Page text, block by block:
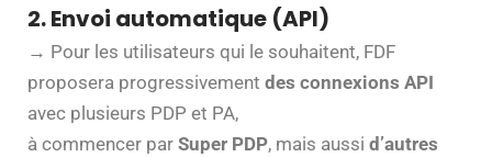
2. Envoi automatique (API)
→ Pour les utilisateurs qui le souhaitent, FDF
proposera progressivement des connexions API
avec plusieurs PDP et PA,
à commencer par Super PDP, mais aussi d’autres